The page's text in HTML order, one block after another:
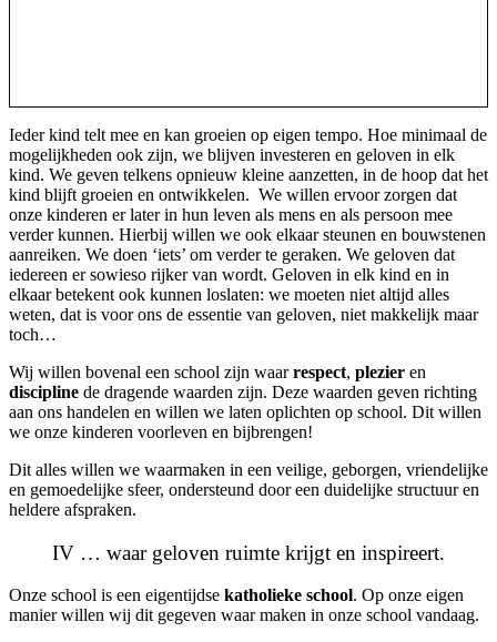
Ieder kind telt mee en kan groeien op eigen tempo. Hoe minimaal de
mogelijkheden ook zijn, we blijven investeren en geloven in elk
kind. We geven telkens opnieuw kleine aanzetten, in de hoop dat het
kind blijft groeien en ontwikkelen. We willen ervoor zorgen dat
onze kinderen er later in hun leven als mens en als persoon mee
verder kunnen. Hierbij willen we ook elkaar steunen en bouwstenen
aanreiken. We doen ‘iets’ om verder te geraken. We geloven dat
iedereen er sowieso rijker van wordt. Geloven in elk kind en in
elkaar betekent ook kunnen loslaten: we moeten niet altijd alles
weten, dat is voor ons de essentie van geloven, niet makkelijk maar
toch…
Wij willen bovenal een school zijn waarrespect, plezier en
discipline de dragende waarden zijn. Deze waarden geven richting
aan ons handelen en willen we laten oplichten op school. Dit willen
we onze kinderen voorleven en bijbrengen!
Dit alles willen we waarmaken in een veilige, geborgen, vriendelijke
en gemoedelijke sfeer, ondersteund door een duidelijke structuur en
heldere afspraken.
IV … waar geloven ruimte krijgt en inspireert.
Onze school is een eigentijdse katholieke school. Op onze eigen
manier willen wij dit gegeven waar maken in onze school vandaag.